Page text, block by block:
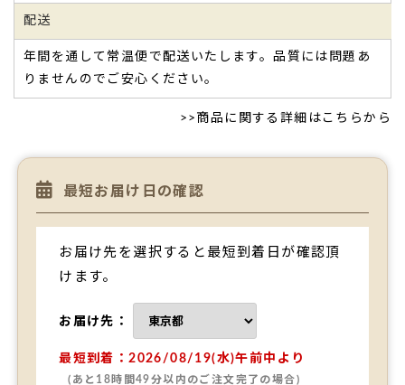
への感謝の気持ちでなにかサプライズ
社長にも従業員にも内緒で注文したので、
年内最後の会議
（忘年会）でジャジャーンとプレゼント
喜んでくれました！
みんな「えー！こんなことできるの?!」と驚いていました！
（笑）！
本当に嬉しかったようで、お得意さんや社長仲間にもどら焼
きを配り、社長仲間からも「自分の会社でもやりたいから教
また近いうちに、親の喜寿のお祝いでも『文の菓』さんにお
願いしたいなと思っています。
ありがとうございました！（ぽんすけ様）
ご購入頂いた商品：
創立・設立・周年 記念 オリジナルどら
配送
年間を通して常温便で配送いたします。品質には問題あ
りませんのでご安心ください。
>> 商品に関する詳細はこちらから
最短お届け日の確認
お届け先を選択すると最短到着日が確認頂
けます。
お届け先：
最短到着：2026/08/19(水)午前中より
(あと18時間49分以内のご注文完了の場合)